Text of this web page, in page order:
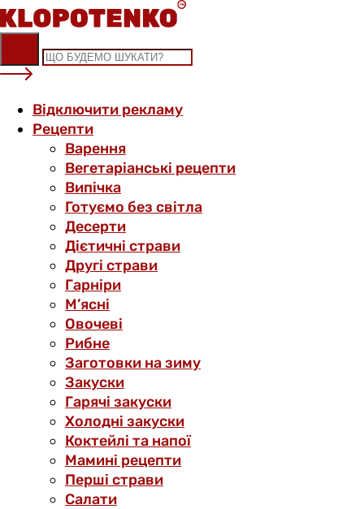
Skip
to
content
Відключити рекламу
Рецепти
Варення
Вегетаріанські рецепти
Випічка
Готуємо без світла
Десерти
Дієтичні страви
Другі страви
Гарніри
М’ясні
Овочеві
Рибне
Заготовки на зиму
Закуски
Гарячі закуски
Холодні закуски
Коктейлі та напої
Мамині рецепти
Перші страви
Салати